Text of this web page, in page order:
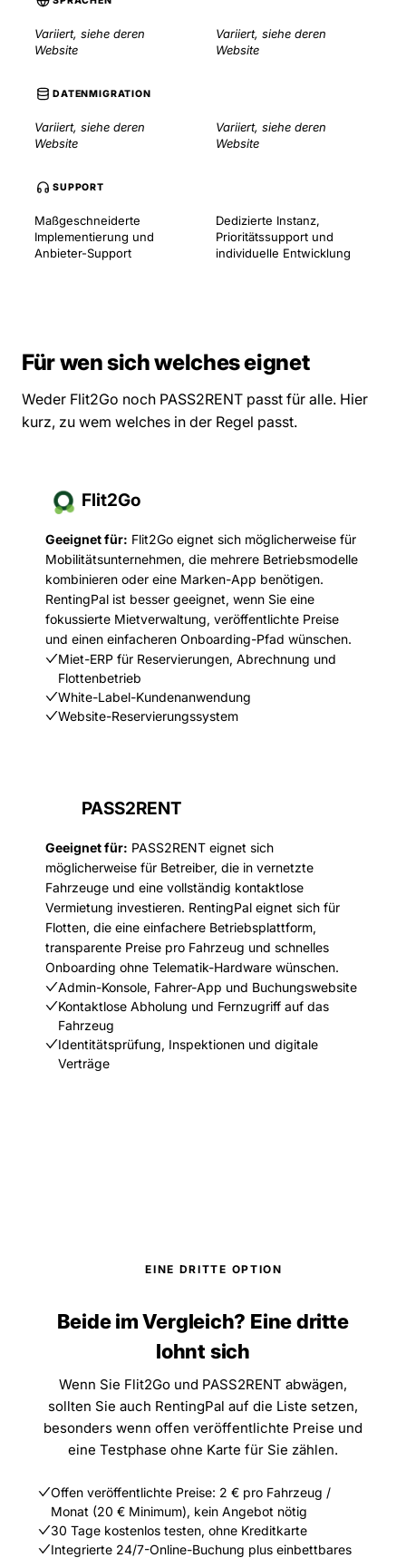
Variiert, siehe deren
Website
Variiert, siehe deren
Website
DATENMIGRATION
Variiert, siehe deren
Website
Variiert, siehe deren
Website
SUPPORT
Maßgeschneiderte
Implementierung und
Anbieter-Support
Dedizierte Instanz,
Prioritätssupport und
individuelle Entwicklung
Für wen sich welches eignet
Weder Flit2Go noch PASS2RENT passt für alle. Hier
kurz, zu wem welches in der Regel passt.
Flit2Go
Geeignet für: Flit2Go eignet sich möglicherweise für
Mobilitätsunternehmen, die mehrere Betriebsmodelle
kombinieren oder eine Marken-App benötigen.
RentingPal ist besser geeignet, wenn Sie eine
fokussierte Mietverwaltung, veröffentlichte Preise
und einen einfacheren Onboarding-Pfad wünschen.
Miet-ERP für Reservierungen, Abrechnung und
Flottenbetrieb
White-Label-Kundenanwendung
Website-Reservierungssystem
PASS2RENT
Geeignet für: PASS2RENT eignet sich
möglicherweise für Betreiber, die in vernetzte
Fahrzeuge und eine vollständig kontaktlose
Vermietung investieren. RentingPal eignet sich für
Flotten, die eine einfachere Betriebsplattform,
transparente Preise pro Fahrzeug und schnelles
Onboarding ohne Telematik-Hardware wünschen.
Admin-Konsole, Fahrer-App und Buchungswebsite
Kontaktlose Abholung und Fernzugriff auf das
Fahrzeug
Identitätsprüfung, Inspektionen und digitale
Verträge
EINE DRITTE OPTION
Beide im Vergleich? Eine dritte
lohnt sich
Wenn Sie Flit2Go und PASS2RENT abwägen,
sollten Sie auch RentingPal auf die Liste setzen,
besonders wenn offen veröffentlichte Preise und
eine Testphase ohne Karte für Sie zählen.
Offen veröffentlichte Preise: 2 € pro Fahrzeug /
Monat (20 € Minimum), kein Angebot nötig
30 Tage kostenlos testen, ohne Kreditkarte
Integrierte 24/7-Online-Buchung plus einbettbares